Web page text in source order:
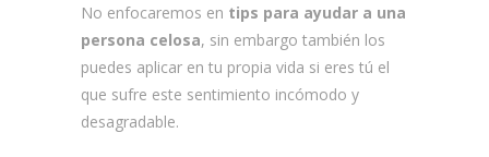
No enfocaremos en tips para ayudar a una
persona celosa, sin embargo también los
puedes aplicar en tu propia vida si eres tú el
que sufre este sentimiento incómodo y
desagradable.